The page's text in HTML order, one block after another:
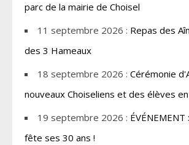
parc de la mairie de Choisel
11 septembre 2026 : Repas des
des 3 Hameaux
18 septembre 2026 : Cérémonie
nouveaux Choiseliens et des élèves
19 septembre 2026 :
fête ses 30 ans !